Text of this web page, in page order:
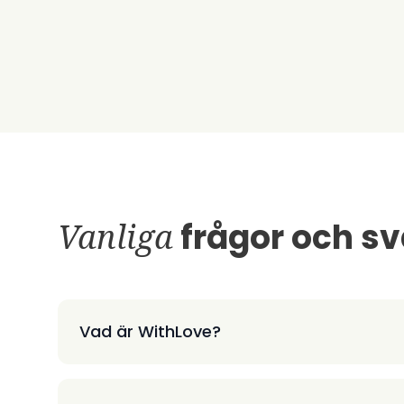
Vanligafrågor och
Vad är WithLove?